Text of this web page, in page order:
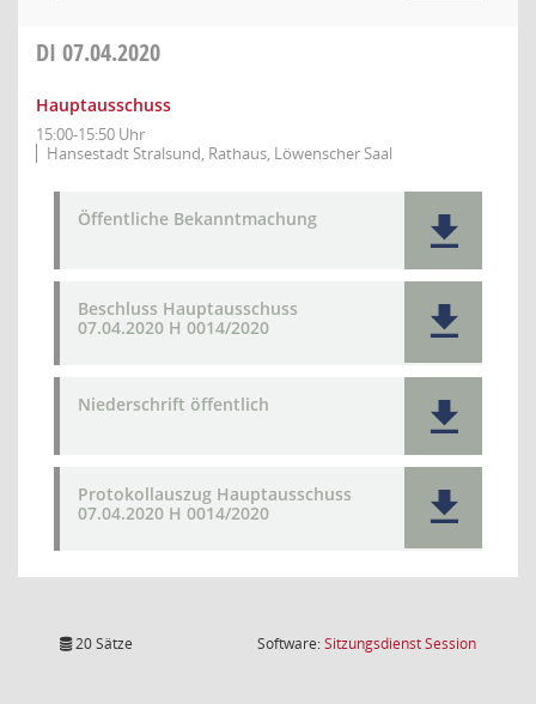
DI 07.04.2020
Hauptausschuss
15:00-15:50 Uhr
Hansestadt Stralsund, Rathaus, Löwenscher Saal
Öffentliche Bekanntmachung
Beschluss Hauptausschuss
07.04.2020 H 0014/2020
Niederschrift öffentlich
Protokollauszug Hauptausschuss
07.04.2020 H 0014/2020
20 Sätze Software:SitzungsdienstSession(Wird in